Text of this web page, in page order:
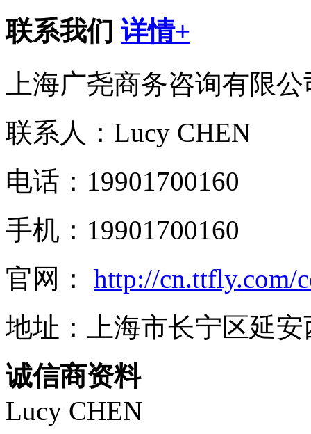
联系我们 详情+
上海广尧商务咨询有限公
联系人：Lucy CHEN
电话：19901700160
手机：19901700160
官网： http://cn.ttfly.com/
地址：上海市长宁区延
诚信商资料
Lucy CHEN